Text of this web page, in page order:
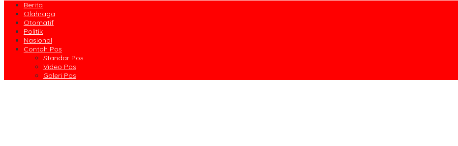
Berita
Olahraga
Otomatif
Politik
Nasional
Contoh Pos
Standar Pos
Video Pos
Galeri Pos